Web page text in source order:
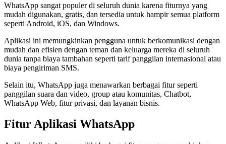
WhatsApp sangat populer di seluruh dunia karena fiturnya yang
mudah digunakan, gratis, dan tersedia untuk hampir semua platform
seperti Android, iOS, dan Windows.
Aplikasi ini memungkinkan pengguna untuk berkomunikasi dengan
mudah dan efisien dengan teman dan keluarga mereka di seluruh
dunia tanpa biaya tambahan seperti tarif panggilan internasional atau
biaya pengiriman SMS.
Selain itu, WhatsApp juga menawarkan berbagai fitur seperti
panggilan suara dan video, group atau komunitas, Chatbot,
WhatsApp Web, fitur privasi, dan layanan bisnis.
Fitur Aplikasi WhatsApp